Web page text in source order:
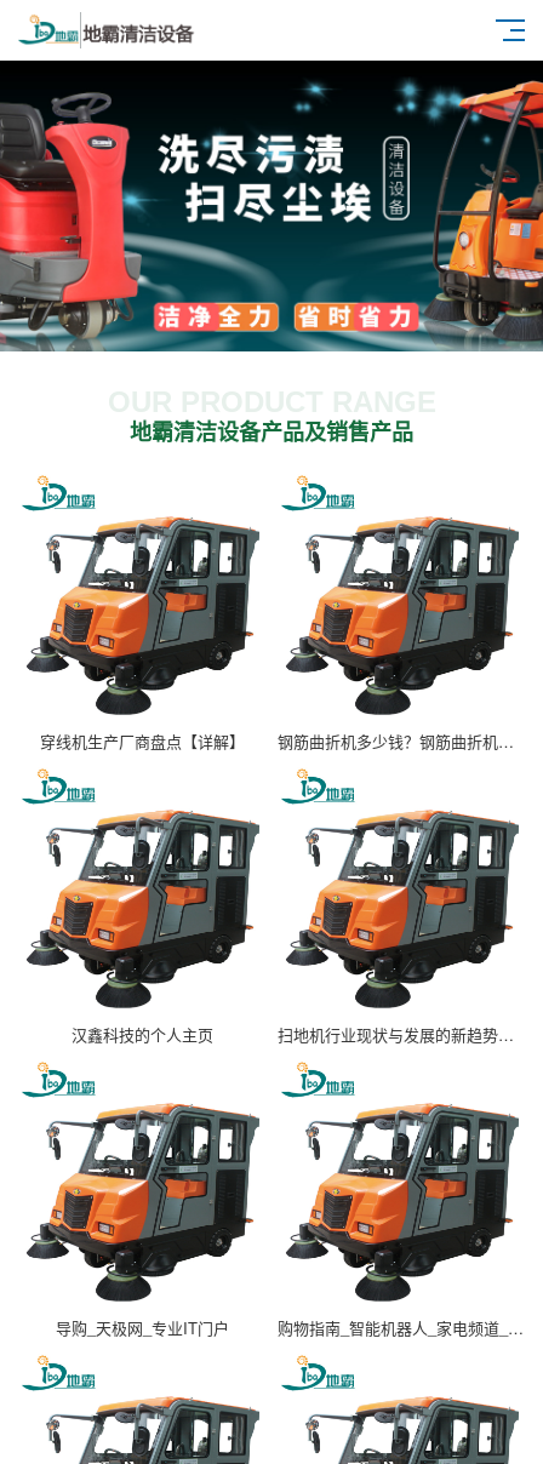
OUR PRODUCT RANGE
地霸清洁设备产品及销售产品
穿线机生产厂商盘点【详解】 钢筋曲折机多少钱？钢筋曲折机价格及厂家【详解】
汉鑫科技的个人主页 扫地机行业现状与发展的新趋势分析(2026年)
导购_天极网_专业IT门户 购物指南_智能机器人_家电频道_天极网